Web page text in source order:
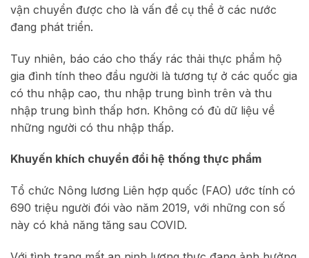
vận chuyển được cho là vấn đề cụ thể ở các nước
đang phát triển.
Tuy nhiên, báo cáo cho thấy rác thải thực phẩm hộ
gia đình tính theo đầu người là tương tự ở các quốc gia
có thu nhập cao, thu nhập trung bình trên và thu
nhập trung bình thấp hơn. Không có đủ dữ liệu về
những người có thu nhập thấp.
Khuyến khích chuyển đổi hệ thống thực phẩm
Tổ chức Nông lương Liên hợp quốc (FAO) ước tính có
690 triệu người đói vào năm 2019, với những con số
này có khả năng tăng sau COVID.